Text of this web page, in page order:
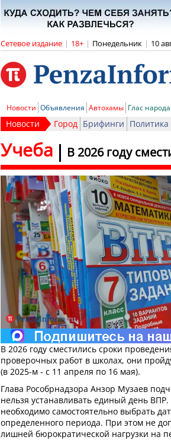
Сетевое издание | 18+ | Понедельник | 10
Новости Объявления Автохамы Глас народа
Новости Город Брифинги Политика
В 2026 году
Учеба
В 2026 году сместились сроки
проверочных работ в школах, они
(в 2025-м - с 11 апреля по 16 мая).
Глава Рособрнадзора Анзор Музаев
нельзя устанавливать единый день
необходимо самостоятельно выбрать
определенного периода. При этом не
лишней бюрократической нагрузки на